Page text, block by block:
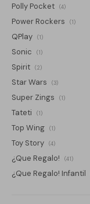
Polly Pocket (4)
Power Rockers (1)
QPlay (1)
Sonic (1)
Spirit (2)
Star Wars (3)
Super Zings (1)
Tateti (1)
Top Wing (1)
Toy Story (4)
¿Que Regalo! (41)
¿Que Regalo! Infantil